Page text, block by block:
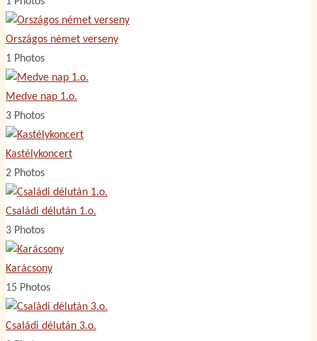
Országos német verseny
1 Photos
Medve nap 1.o.
3 Photos
Kastélykoncert
2 Photos
Családi délután 1.o.
3 Photos
Karácsony
15 Photos
Családi délután 3.o.